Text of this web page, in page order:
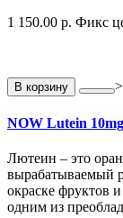
1 150.00 р. Фикс
В корзину >
NOW Lutein
Лютеин – это
вырабатываемый
окраске фруктов
одним из